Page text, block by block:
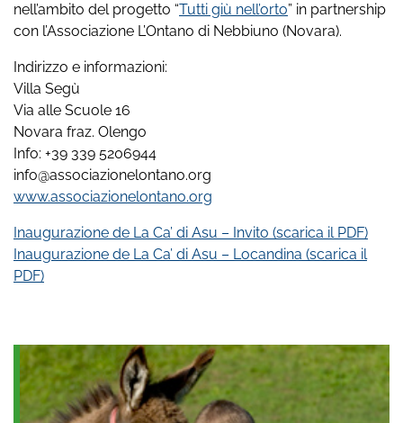
nell’ambito del progetto “Tutti giù nell’orto” in partnership
con l’Associazione L’Ontano di Nebbiuno (Novara).
Indirizzo e informazioni:
Villa Segù
Via alle Scuole 16
Novara fraz. Olengo
Info: +39 339 5206944
info@associazionelontano.org
www.associazionelontano.org
Inaugurazione de La Ca’ di Asu – Invito (scarica il PDF)
Inaugurazione de La Ca’ di Asu – Locandina (scarica il
PDF)